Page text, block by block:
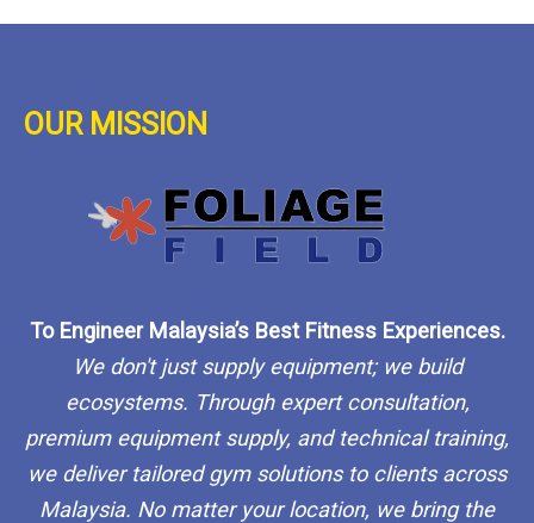
OUR MISSION
To Engineer Malaysia’s Best Fitness Experiences.
We don't just supply equipment; we build
ecosystems. Through expert consultation,
premium equipment supply, and technical training,
we deliver tailored gym solutions to clients across
Malaysia. No matter your location, we bring the